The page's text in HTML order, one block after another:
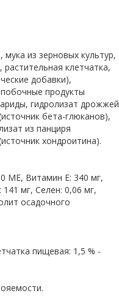
из зерновых культур,
клетчатка,
добавки),
продукты
гидролизат дрожжей
бета-глюканов),
из панциря
хондроитина).
ME, Витамин E: 340 мг,
мг, Ceлeн: 0,06 мг,
осадочного
пищевая: 1,5 % -